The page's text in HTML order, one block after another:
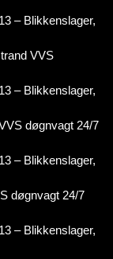
– Blikkenslager,
VVS
– Blikkenslager,
døgnvagt 24/7
– Blikkenslager,
døgnvagt 24/7
– Blikkenslager,